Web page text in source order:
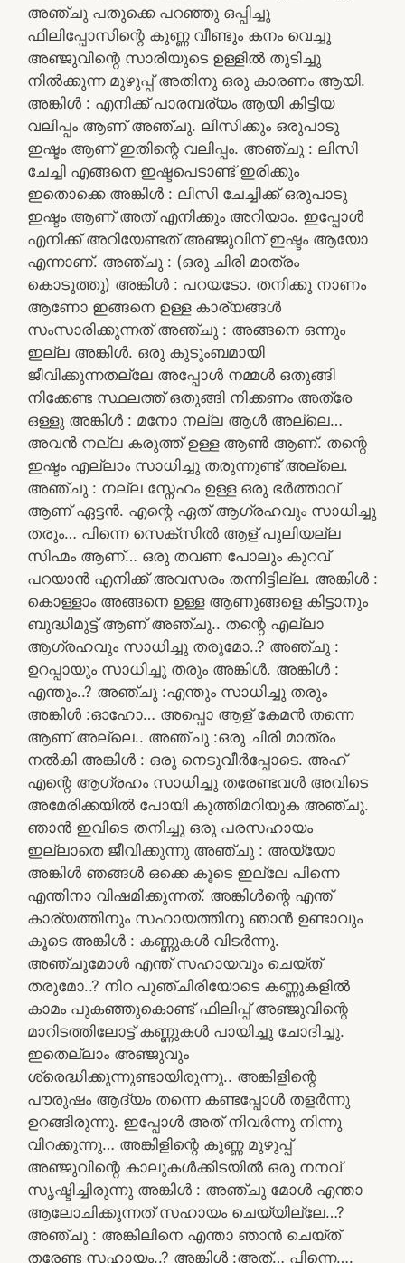
അഞ്ചു പതുക്കെ പറഞ്ഞു ഒപ്പിച്ചു
ഫിലിപ്പോസിന്റെ കുണ്ണ വീണ്ടും കനം വെച്ചു
അഞ്ജുവിന്റെ സാരിയുടെ ഉള്ളിൽ തുടിച്ചു
നിൽക്കുന്ന മുഴുപ്പ് അതിനു ഒരു കാരണം ആയി.
അങ്കിൾ : എനിക്ക് പാരമ്പര്യം ആയി കിട്ടിയ
വലിപ്പം ആണ് അഞ്ചു. ലിസിക്കും ഒരുപാടു
ഇഷ്ടം ആണ് ഇതിന്റെ വലിപ്പം. അഞ്ചു : ലിസി
ചേച്ചി എങ്ങനെ ഇഷ്ടപെടാണ്ട് ഇരിക്കും
ഇതൊക്കെ അങ്കിൾ : ലിസി ചേച്ചിക്ക് ഒരുപാടു
ഇഷ്ടം ആണ് അത് എനിക്കും അറിയാം. ഇപ്പോൾ
എനിക്ക് അറിയേണ്ടത് അഞ്ജുവിന് ഇഷ്ടം ആയോ
എന്നാണ്. അഞ്ചു : (ഒരു ചിരി മാത്രം
കൊടുത്തു) അങ്കിൾ : പറയടോ. തനിക്കു നാണം
ആണോ ഇങ്ങനെ ഉള്ള കാര്യങ്ങൾ
സംസാരിക്കുന്നത് അഞ്ചു : അങ്ങനെ ഒന്നും
ഇല്ല അങ്കിൾ. ഒരു കുടുംബമായി
ജീവിക്കുന്നതല്ലേ അപ്പോൾ നമ്മൾ ഒതുങ്ങി
നിക്കേണ്ട സ്ഥലത്ത് ഒതുങ്ങി നിക്കണം അത്രേ
ഒള്ളു അങ്കിൾ : മനോ നല്ല ആൾ അല്ലെ…
അവൻ നല്ല കരുത്ത് ഉള്ള ആൺ ആണ്. തന്റെ
ഇഷ്ടം എല്ലാം സാധിച്ചു തരുന്നുണ്ട് അല്ലെ.
അഞ്ചു : നല്ല സ്നേഹം ഉള്ള ഒരു ഭർത്താവ്
ആണ് ഏട്ടൻ. എന്റെ ഏത് ആഗ്രഹവും സാധിച്ചു
തരും… പിന്നെ സെക്സിൽ ആള് പുലിയല്ല
സിഹ്മം ആണ്… ഒരു തവണ പോലും കുറവ്
പറയാൻ എനിക്ക് അവസരം തന്നിട്ടില്ല. അങ്കിൾ :
കൊള്ളാം അങ്ങനെ ഉള്ള ആണുങ്ങളെ കിട്ടാനും
ബുദ്ധിമുട്ട് ആണ് അഞ്ചു.. തന്റെ എല്ലാ
ആഗ്രഹവും സാധിച്ചു തരുമോ..? അഞ്ചു :
ഉറപ്പായും സാധിച്ചു തരും അങ്കിൾ. അങ്കിൾ :
എന്തും..? അഞ്ചു :എന്തും സാധിച്ചു തരും
അങ്കിൾ :ഓഹോ… അപ്പൊ ആള് കേമൻ തന്നെ
ആണ് അല്ലെ.. അഞ്ചു :ഒരു ചിരി മാത്രം
നൽകി അങ്കിൾ : ഒരു നെടുവീർപ്പോടെ. അഹ്
എന്റെ ആഗ്രഹം സാധിച്ചു തരേണ്ടവൾ അവിടെ
അമേരിക്കയിൽ പോയി കുത്തിമറിയുക അഞ്ചു.
ഞാൻ ഇവിടെ തനിച്ചു ഒരു പരസഹായം
ഇല്ലാതെ ജീവിക്കുന്നു അഞ്ചു : അയ്യോ
അങ്കിൾ ഞങ്ങൾ ഒക്കെ കൂടെ ഇല്ലേ പിന്നെ
എന്തിനാ വിഷമിക്കുന്നത്. അങ്കിൾന്റെ എന്ത്
കാര്യത്തിനും സഹായത്തിനു ഞാൻ ഉണ്ടാവും
കൂടെ അങ്കിൾ : കണ്ണുകൾ വിടർന്നു.
അഞ്ചുമോൾ എന്ത് സഹായവും ചെയ്ത്
തരുമോ..? നിറ പുഞ്ചിരിയോടെ കണ്ണുകളിൽ
കാമം പുകഞ്ഞുകൊണ്ട് ഫിലിപ്പ് അഞ്ജുവിന്റെ
മാറിടത്തിലോട്ട് കണ്ണുകൾ പായിച്ചു ചോദിച്ചു.
ഇതെല്ലാം അഞ്ജുവും
ശ്രെദ്ധിക്കുന്നുണ്ടായിരുന്നു.. അങ്കിളിന്റെ
പൗരുഷം ആദ്യം തന്നെ കണ്ടപ്പോൾ തളർന്നു
ഉറങ്ങിരുന്നു. ഇപ്പോൾ അത് നിവർന്നു നിന്നു
വിറക്കുന്നു… അങ്കിളിന്റെ കുണ്ണ മുഴുപ്പ്
അഞ്ജുവിന്റെ കാലുകൾക്കിടയിൽ ഒരു നനവ്
സൃഷ്ടിച്ചിരുന്നു അങ്കിൾ : അഞ്ചു മോൾ എന്താ
ആലോചിക്കുന്നത് സഹായം ചെയ്യില്ലേ…?
അഞ്ചു : അങ്കിലിനെ എന്താ ഞാൻ ചെയ്ത്
തരേണ്ട സഹായം..? അങ്കിൾ :അത്… പിന്നെ….